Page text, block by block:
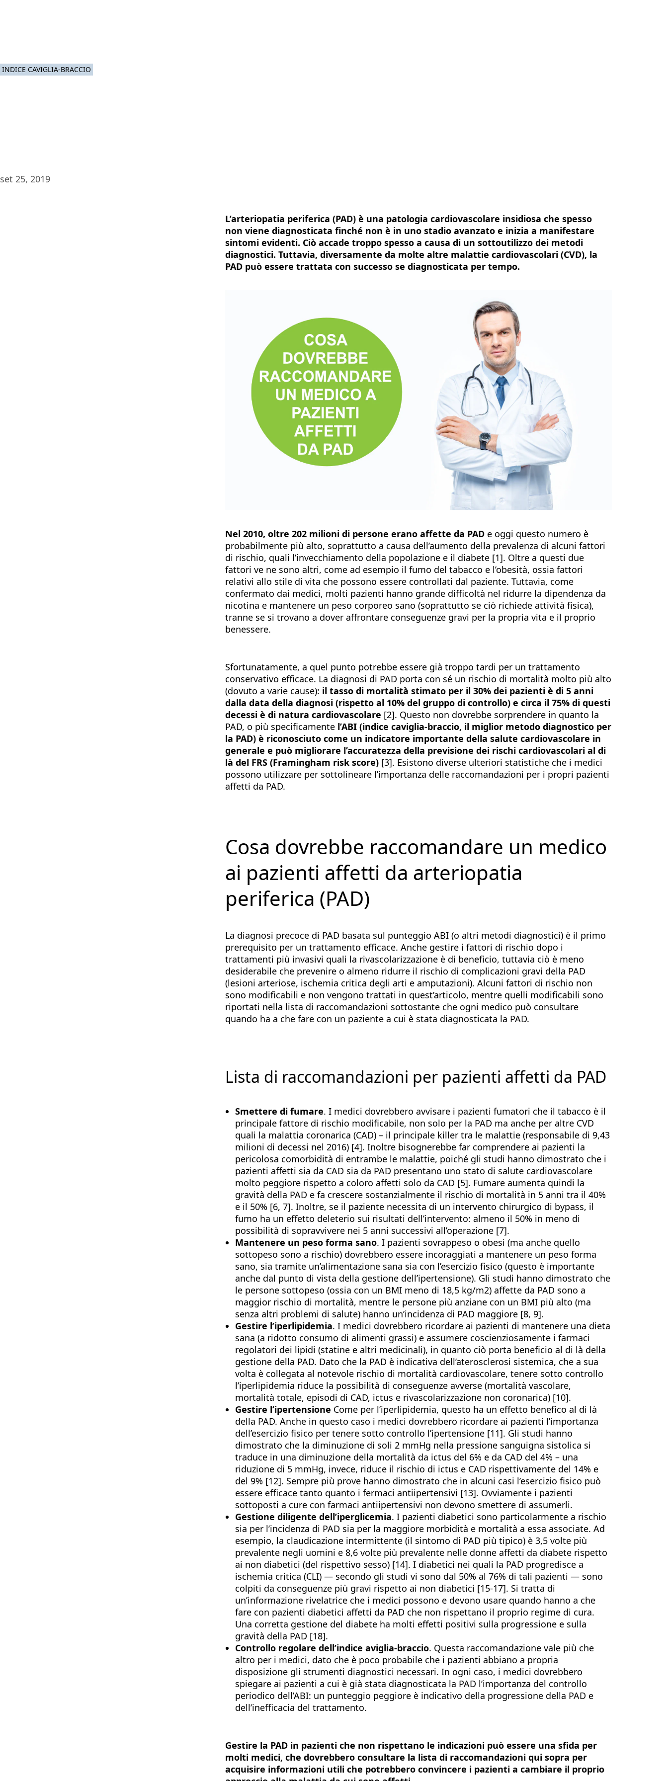
INDICE CAVIGLIA-BRACCIO
set 25, 2019
L’arteriopatia periferica (PAD) è una patologia cardiovascolare insidiosa che spesso
non viene diagnosticata finché non è in uno stadio avanzato e inizia a manifestare
sintomi evidenti. Ciò accade troppo spesso a causa di un sottoutilizzo dei metodi
diagnostici. Tuttavia, diversamente da molte altre malattie cardiovascolari (CVD), la
PAD può essere trattata con successo se diagnosticata per tempo.
Nel 2010, oltre 202 milioni di persone erano affette da PAD e oggi questo numero è
probabilmente più alto, soprattutto a causa dell’aumento della prevalenza di alcuni fattori
di rischio, quali l’invecchiamento della popolazione e il diabete [1]. Oltre a questi due
fattori ve ne sono altri, come ad esempio il fumo del tabacco e l’obesità, ossia fattori
relativi allo stile di vita che possono essere controllati dal paziente. Tuttavia, come
confermato dai medici, molti pazienti hanno grande difficoltà nel ridurre la dipendenza da
nicotina e mantenere un peso corporeo sano (soprattutto se ciò richiede attività fisica),
tranne se si trovano a dover affrontare conseguenze gravi per la propria vita e il proprio
benessere.
Sfortunatamente, a quel punto potrebbe essere già troppo tardi per un trattamento
conservativo efficace. La diagnosi di PAD porta con sé un rischio di mortalità molto più alto
(dovuto a varie cause): il tasso di mortalità stimato per il 30% dei pazienti è di 5 anni
dalla data della diagnosi (rispetto al 10% del gruppo di controllo) e circa il 75% di questi
decessi è di natura cardiovascolare [2]. Questo non dovrebbe sorprendere in quanto la
PAD, o più specificamente l’ABI (indice caviglia-braccio, il miglior metodo diagnostico per
la PAD) è riconosciuto come un indicatore importante della salute cardiovascolare in
generale e può migliorare l’accuratezza della previsione dei rischi cardiovascolari al di
là del FRS (Framingham risk score) [3]. Esistono diverse ulteriori statistiche che i medici
possono utilizzare per sottolineare l’importanza delle raccomandazioni per i propri pazienti
affetti da PAD.
Cosa dovrebbe raccomandare un medico
ai pazienti affetti da arteriopatia
periferica (PAD)
La diagnosi precoce di PAD basata sul punteggio ABI (o altri metodi diagnostici) è il primo
prerequisito per un trattamento efficace. Anche gestire i fattori di rischio dopo i
trattamenti più invasivi quali la rivascolarizzazione è di beneficio, tuttavia ciò è meno
desiderabile che prevenire o almeno ridurre il rischio di complicazioni gravi della PAD
(lesioni arteriose, ischemia critica degli arti e amputazioni). Alcuni fattori di rischio non
sono modificabili e non vengono trattati in quest’articolo, mentre quelli modificabili sono
riportati nella lista di raccomandazioni sottostante che ogni medico può consultare
quando ha a che fare con un paziente a cui è stata diagnosticata la PAD.
Lista di raccomandazioni per pazienti affetti da PAD
Smettere di fumare. I medici dovrebbero avvisare i pazienti fumatori che il tabacco è il
principale fattore di rischio modificabile, non solo per la PAD ma anche per altre CVD
quali la malattia coronarica (CAD) – il principale killer tra le malattie (responsabile di 9,43
milioni di decessi nel 2016) [4]. Inoltre bisognerebbe far comprendere ai pazienti la
pericolosa comorbidità di entrambe le malattie, poiché gli studi hanno dimostrato che i
pazienti affetti sia da CAD sia da PAD presentano uno stato di salute cardiovascolare
molto peggiore rispetto a coloro affetti solo da CAD [5]. Fumare aumenta quindi la
gravità della PAD e fa crescere sostanzialmente il rischio di mortalità in 5 anni tra il 40%
e il 50% [6, 7]. Inoltre, se il paziente necessita di un intervento chirurgico di bypass, il
fumo ha un effetto deleterio sui risultati dell’intervento: almeno il 50% in meno di
possibilità di sopravvivere nei 5 anni successivi all’operazione [7].
Mantenere un peso forma sano. I pazienti sovrappeso o obesi (ma anche quello
sottopeso sono a rischio) dovrebbero essere incoraggiati a mantenere un peso forma
sano, sia tramite un’alimentazione sana sia con l’esercizio fisico (questo è importante
anche dal punto di vista della gestione dell’ipertensione). Gli studi hanno dimostrato che
le persone sottopeso (ossia con un BMI meno di 18,5 kg/m2) affette da PAD sono a
maggior rischio di mortalità, mentre le persone più anziane con un BMI più alto (ma
senza altri problemi di salute) hanno un’incidenza di PAD maggiore [8, 9].
Gestire l’iperlipidemia. I medici dovrebbero ricordare ai pazienti di mantenere una dieta
sana (a ridotto consumo di alimenti grassi) e assumere coscienziosamente i farmaci
regolatori dei lipidi (statine e altri medicinali), in quanto ciò porta beneficio al di là della
gestione della PAD. Dato che la PAD è indicativa dell’aterosclerosi sistemica, che a sua
volta è collegata al notevole rischio di mortalità cardiovascolare, tenere sotto controllo
l’iperlipidemia riduce la possibilità di conseguenze avverse (mortalità vascolare,
mortalità totale, episodi di CAD, ictus e rivascolarizzazione non coronarica) [10].
Gestire l’ipertensione Come per l’iperlipidemia, questo ha un effetto benefico al di là
della PAD. Anche in questo caso i medici dovrebbero ricordare ai pazienti l’importanza
dell’esercizio fisico per tenere sotto controllo l’ipertensione [11]. Gli studi hanno
dimostrato che la diminuzione di soli 2 mmHg nella pressione sanguigna sistolica si
traduce in una diminuzione della mortalità da ictus del 6% e da CAD del 4% – una
riduzione di 5 mmHg, invece, riduce il rischio di ictus e CAD rispettivamente del 14% e
del 9% [12]. Sempre più prove hanno dimostrato che in alcuni casi l’esercizio fisico può
essere efficace tanto quanto i fermaci antiipertensivi [13]. Ovviamente i pazienti
sottoposti a cure con farmaci antiipertensivi non devono smettere di assumerli.
Gestione diligente dell’iperglicemia. I pazienti diabetici sono particolarmente a rischio
sia per l’incidenza di PAD sia per la maggiore morbidità e mortalità a essa associate. Ad
esempio, la claudicazione intermittente (il sintomo di PAD più tipico) è 3,5 volte più
prevalente negli uomini e 8,6 volte più prevalente nelle donne affetti da diabete rispetto
ai non diabetici (del rispettivo sesso) [14]. I diabetici nei quali la PAD progredisce a
ischemia critica (CLI) — secondo gli studi vi sono dal 50% al 76% di tali pazienti — sono
colpiti da conseguenze più gravi rispetto ai non diabetici [15-17]. Si tratta di
un’informazione rivelatrice che i medici possono e devono usare quando hanno a che
fare con pazienti diabetici affetti da PAD che non rispettano il proprio regime di cura.
Una corretta gestione del diabete ha molti effetti positivi sulla progressione e sulla
gravità della PAD [18].
Controllo regolare dell’indice aviglia-braccio. Questa raccomandazione vale più che
altro per i medici, dato che è poco probabile che i pazienti abbiano a propria
disposizione gli strumenti diagnostici necessari. In ogni caso, i medici dovrebbero
spiegare ai pazienti a cui è già stata diagnosticata la PAD l’importanza del controllo
periodico dell’ABI: un punteggio peggiore è indicativo della progressione della PAD e
dell’inefficacia del trattamento.
Gestire la PAD in pazienti che non rispettano le indicazioni può essere una sfida per
molti medici, che dovrebbero consultare la lista di raccomandazioni qui sopra per
acquisire informazioni utili che potrebbero convincere i pazienti a cambiare il proprio